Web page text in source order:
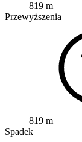
819 m
Przewyższenia
819 m
Spadek